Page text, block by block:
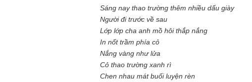
Sáng nay thao trường thêm nhiều dấu giày
Người đi trước về sau
Lớp lớp cha anh mồ hôi thắp nắng
In nốt trầm phía cỏ
Nắng vàng như lửa
Cỏ thao trường xanh rì
Chen nhau mát buổi luyện rèn